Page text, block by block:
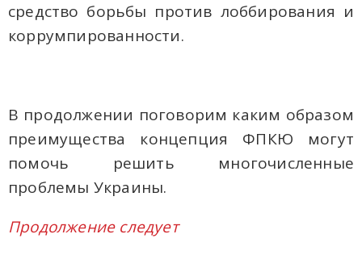
средство борьбы против лоббирования и
коррумпированности.
В продолжении поговорим каким образом
преимущества концепция ФПКЮ могут
помочь решить многочисленные
проблемы Украины.
Продолжение следует